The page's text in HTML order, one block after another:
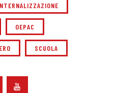
OEPAC
SCUOLA